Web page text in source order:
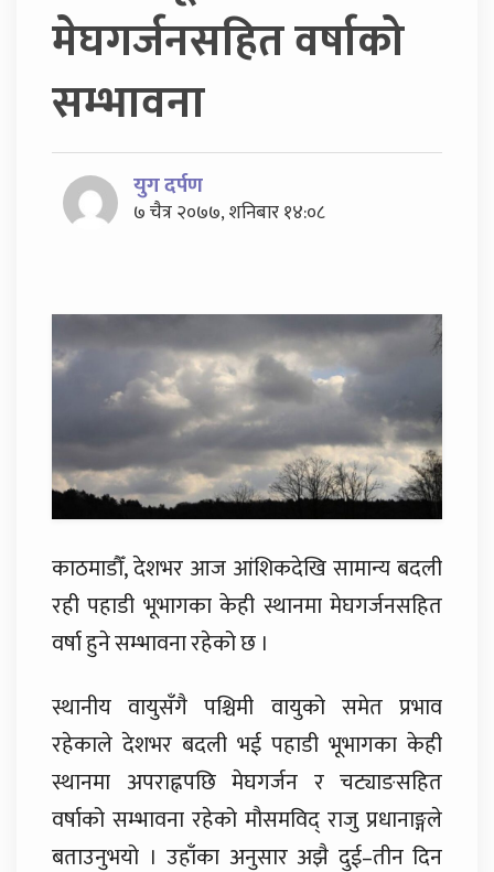
मेघगर्जनसहित वर्षाको
सम्भावना
युग दर्पण
७ चैत्र २०७७, शनिबार १४:०८
काठमाडौँ, देशभर आज आंशिकदेखि सामान्य बदली
रही पहाडी भूभागका केही स्थानमा मेघगर्जनसहित
वर्षा हुने सम्भावना रहेको छ ।
स्थानीय वायुसँगै पश्चिमी वायुको समेत प्रभाव
रहेकाले देशभर बदली भई पहाडी भूभागका केही
स्थानमा अपराह्नपछि मेघगर्जन र चट्याङसहित
वर्षाको सम्भावना रहेको मौसमविद् राजु प्रधानाङ्गले
बताउनुभयो । उहाँका अनुसार अझै दुई–तीन दिन